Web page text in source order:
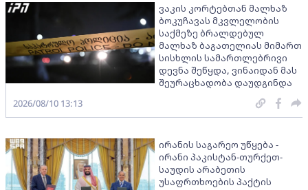
ვაკის კორტებთან მალხაზ
ბოკუჩავას მკვლელობის
საქმეზე ბრალდებულ
მალხაზ ბაგათელიას მიმართ
სისხლის სამართლებრივი
დევნა შეწყდა, ვინაიდან მას
შეურაცხადობა დაუდგინდა
2026/08/10 13:13
ირანის საგარეო უწყება -
ირანი პაკისტან-თურქეთ-
საუდის არაბეთის
უსაფრთხოების პაქტის